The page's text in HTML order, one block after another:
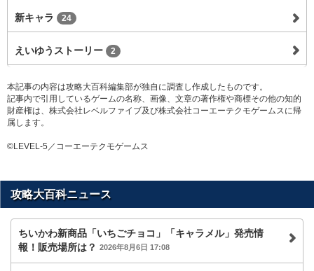
新キャラ 24
えいゆうストーリー 2
本記事の内容は攻略大百科編集部が独自に調査し作成したものです。
記事内で引用しているゲームの名称、画像、文章の著作権や商標その他の知的
財産権は、株式会社レベルファイブ及び株式会社コーエーテクモゲームスに帰
属します。
©LEVEL-5／コーエーテクモゲームス
攻略大百科ニュース
ちいかわ新商品「いちごチョコ」「キャラメル」発売情
報！販売場所は？ 2026年8月6日 17:08